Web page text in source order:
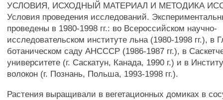
УСЛОВИЯ, ИСХОДНЫЙ МАТЕРИАЛ И МЕТОДИКА
Условия проведения исследований.
проведены в 1980-1998 гг.: во Всероссийском научно-
исследовательском институте льна (1980-1998 гг.), в
ботаническом саду АНСССР (1986-1987 гг.), в
университете (г. Саскатун, Канада, 1990 г.) и в
волокон (г. Познань, Польша, 1993-1998 гг.).
Растения выращивали в вегетационных домиках в